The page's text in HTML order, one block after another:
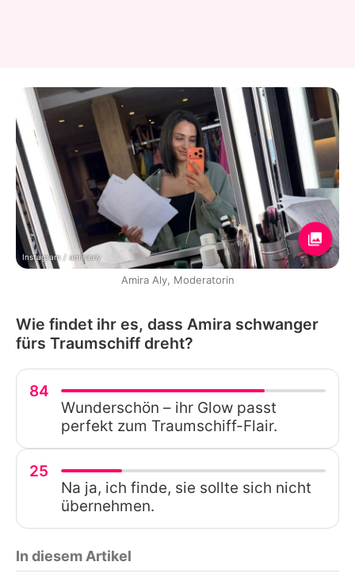
Instagram / amiraaly
Amira Aly, Moderatorin
Wie findet ihr es, dass Amira schwanger
fürs Traumschiff dreht?
84
Wunderschön – ihr Glow passt
perfekt zum Traumschiff-Flair.
25
Na ja, ich finde, sie sollte sich nicht
übernehmen.
In diesem Artikel